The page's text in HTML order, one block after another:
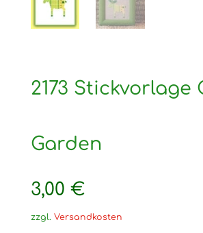
2173 Stickvorlage
Garden
3,00 €
zzgl. Versandkosten